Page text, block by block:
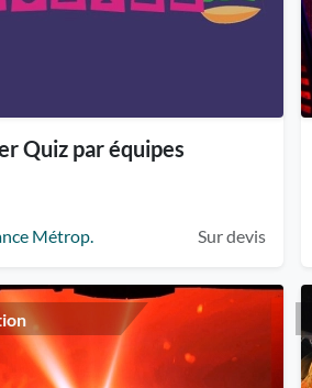
Quiz par équipes
Métrop. Sur devis